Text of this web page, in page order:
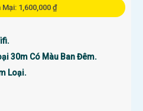
Mại: 1,600,000 ₫
30m Có Màu Ban Đêm.
Loại.